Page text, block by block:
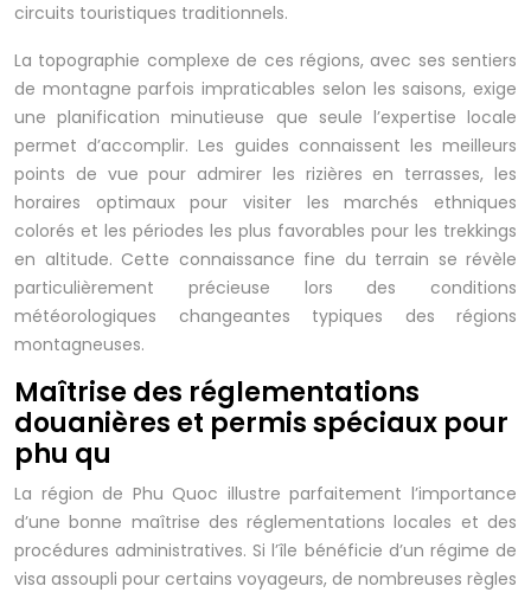
circuits touristiques traditionnels.
La topographie complexe de ces régions, avec ses sentiers
de montagne parfois impraticables selon les saisons, exige
une planification minutieuse que seule l’expertise locale
permet d’accomplir. Les guides connaissent les meilleurs
points de vue pour admirer les rizières en terrasses, les
horaires optimaux pour visiter les marchés ethniques
colorés et les périodes les plus favorables pour les trekkings
en altitude. Cette connaissance fine du terrain se révèle
particulièrement précieuse lors des conditions
météorologiques changeantes typiques des régions
montagneuses.
Maîtrise des réglementations
douanières et permis spéciaux pour
phu qu
La région de Phu Quoc illustre parfaitement l’importance
d’une bonne maîtrise des réglementations locales et des
procédures administratives. Si l’île bénéficie d’un régime de
visa assoupli pour certains voyageurs, de nombreuses règles